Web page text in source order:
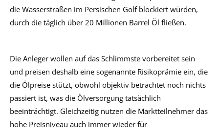
die Wasserstraßen im Persischen Golf blockiert würden,
durch die täglich über 20 Millionen Barrel Öl fließen.
Die Anleger wollen auf das Schlimmste vorbereitet sein
und preisen deshalb eine sogenannte Risikoprämie ein, die
die Ölpreise stützt, obwohl objektiv betrachtet noch nichts
passiert ist, was die Ölversorgung tatsächlich
beeinträchtigt. Gleichzeitig nutzen die Marktteilnehmer das
hohe Preisniveau auch immer wieder für